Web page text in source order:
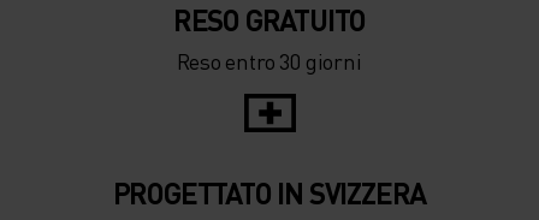
RESO GRATUITO
Reso entro 30 giorni
PROGETTATO IN SVIZZERA